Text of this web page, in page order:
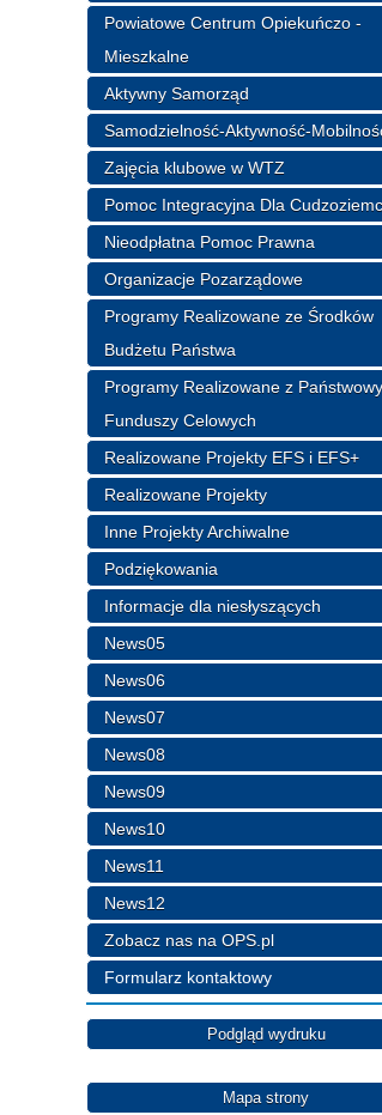
Powiatowe Centrum Opiekuńczo -
Mieszkalne
Aktywny Samorząd
Samodzielność-Aktywność-
Zajęcia klubowe w WTZ
Pomoc Integracyjna Dla
Nieodpłatna Pomoc Prawna
Organizacje Pozarządowe
Programy Realizowane ze Środków
Budżetu Państwa
Programy Realizowane z
Funduszy Celowych
Realizowane Projekty EFS i EFS+
Realizowane Projekty
Inne Projekty Archiwalne
Podziękowania
Informacje dla niesłyszących
News05
News06
News07
News08
News09
News10
News11
News12
Zobacz nas na OPS.pl
Formularz kontaktowy
Podgląd wydruku
Mapa strony